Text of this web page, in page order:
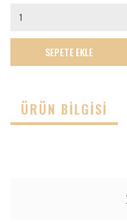
SEPETE EKLE
ÜRÜN BILGISI